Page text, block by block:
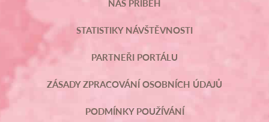
NÁŠ PŘÍBĚH
STATISTIKY NÁVŠTĚVNOSTI
PARTNEŘI PORTÁLU
ZÁSADY ZPRACOVÁNÍ OSOBNÍCH ÚDAJŮ
PODMÍNKY POUŽÍVÁNÍ